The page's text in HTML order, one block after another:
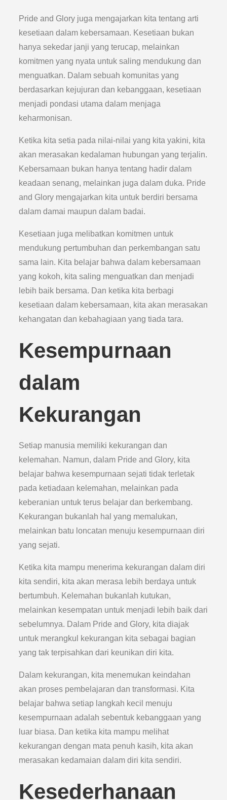
Pride and Glory juga mengajarkan kita tentang arti
kesetiaan dalam kebersamaan. Kesetiaan bukan
hanya sekedar janji yang terucap, melainkan
komitmen yang nyata untuk saling mendukung dan
menguatkan. Dalam sebuah komunitas yang
berdasarkan kejujuran dan kebanggaan, kesetiaan
menjadi pondasi utama dalam menjaga
keharmonisan.
Ketika kita setia pada nilai-nilai yang kita yakini, kita
akan merasakan kedalaman hubungan yang terjalin.
Kebersamaan bukan hanya tentang hadir dalam
keadaan senang, melainkan juga dalam duka. Pride
and Glory mengajarkan kita untuk berdiri bersama
dalam damai maupun dalam badai.
Kesetiaan juga melibatkan komitmen untuk
mendukung pertumbuhan dan perkembangan satu
sama lain. Kita belajar bahwa dalam kebersamaan
yang kokoh, kita saling menguatkan dan menjadi
lebih baik bersama. Dan ketika kita berbagi
kesetiaan dalam kebersamaan, kita akan merasakan
kehangatan dan kebahagiaan yang tiada tara.
Kesempurnaan
dalam
Kekurangan
Setiap manusia memiliki kekurangan dan
kelemahan. Namun, dalam Pride and Glory, kita
belajar bahwa kesempurnaan sejati tidak terletak
pada ketiadaan kelemahan, melainkan pada
keberanian untuk terus belajar dan berkembang.
Kekurangan bukanlah hal yang memalukan,
melainkan batu loncatan menuju kesempurnaan diri
yang sejati.
Ketika kita mampu menerima kekurangan dalam diri
kita sendiri, kita akan merasa lebih berdaya untuk
bertumbuh. Kelemahan bukanlah kutukan,
melainkan kesempatan untuk menjadi lebih baik dari
sebelumnya. Dalam Pride and Glory, kita diajak
untuk merangkul kekurangan kita sebagai bagian
yang tak terpisahkan dari keunikan diri kita.
Dalam kekurangan, kita menemukan keindahan
akan proses pembelajaran dan transformasi. Kita
belajar bahwa setiap langkah kecil menuju
kesempurnaan adalah sebentuk kebanggaan yang
luar biasa. Dan ketika kita mampu melihat
kekurangan dengan mata penuh kasih, kita akan
merasakan kedamaian dalam diri kita sendiri.
Kesederhanaan